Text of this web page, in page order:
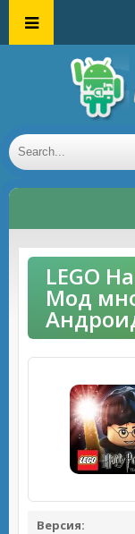
LEGO
Мод
Версия: